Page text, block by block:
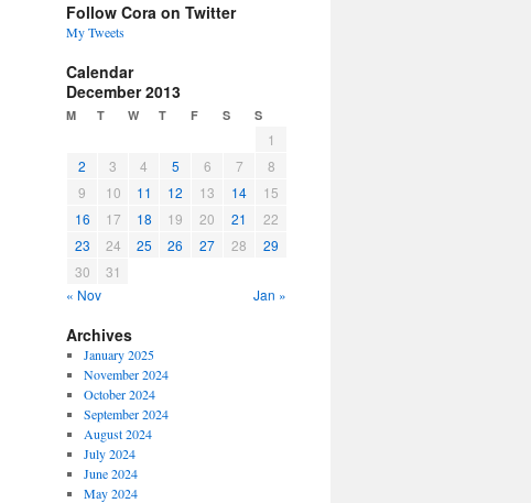
Follow Cora on Twitter
My Tweets
Calendar
December 2013
M T W T F S S
1
2
3 4 5 6 7
8
9
10 11 12 13 14
15
16
17 18 19 20 21
22
23
24 25 26 27 28
29
30
31
« Nov
Jan »
Archives
January 2025
November 2024
October 2024
September 2024
August 2024
July 2024
June 2024
May 2024